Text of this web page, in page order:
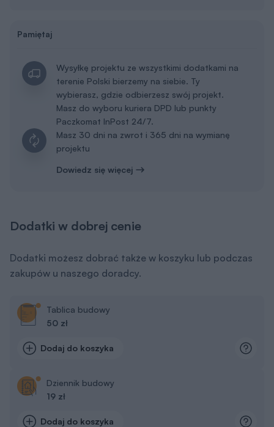
Pamiętaj
Wysyłkę projektu ze wszystkimi dodatkami na
terenie Polski bierzemy na siebie. Ty
wybierasz, gdzie odbierzesz swój projekt.
Masz do wyboru kuriera DPD lub punkty
Paczkomat InPost 24/7.
Masz 30 dni na zwrot i 365 dni na wymianę
projektu
Dowiedz się więcej
Dodatki w dobrej cenie
Dodatki możesz dobrać także w koszyku lub podczas
zakupów u naszego doradcy.
Tablica budowy
50 zł
Dodaj do koszyka
Dziennik budowy
19 zł
Dodaj do koszyka